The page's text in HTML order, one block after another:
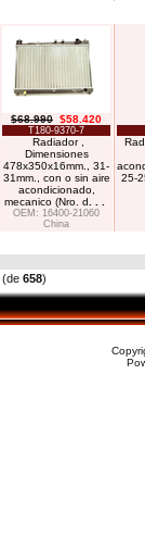
$68.990 $58.420
T180-9370-7
Radiador ,
Dimensiones
478x350x16mm., 31-
31mm., con o sin aire
acondicionado,
mecanico (Nro. d
OEM: 16400-21060
China
25-
(de 658)